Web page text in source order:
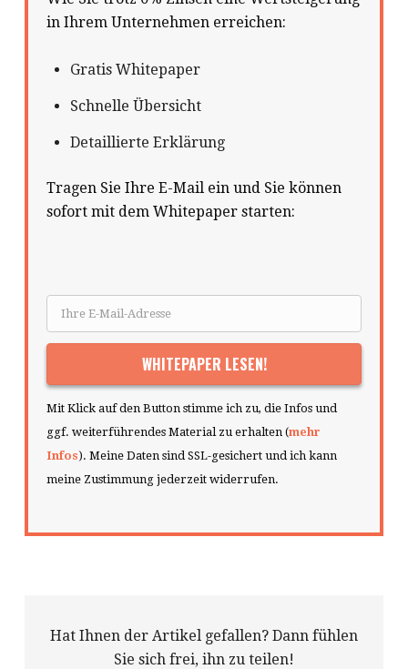
in Ihrem Unternehmen erreichen:
Gratis Whitepaper
Schnelle Übersicht
Detaillierte Erklärung
Tragen Sie Ihre E-Mail ein und Sie können
sofort mit dem Whitepaper starten:
Mit Klick auf den Button stimme ich zu, die Infos und
ggf. weiterführendes Material zu erhalten (mehr
Infos). Meine Daten sind SSL-gesichert und ich kann
meine Zustimmung jederzeit widerrufen.
Hat Ihnen der Artikel gefallen? Dann fühlen
Sie sich frei, ihn zu teilen!